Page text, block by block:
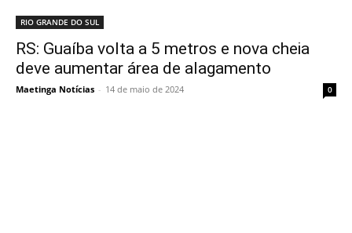
RIO GRANDE DO SUL
RS: Guaíba volta a 5 metros e nova cheia
deve aumentar área de alagamento
Maetinga Notícias - 14 de maio de 2024 0